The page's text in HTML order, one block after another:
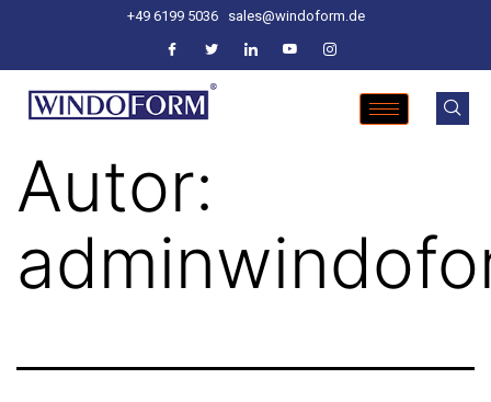
+49 6199 5036 sales@windoform.de
Autor: